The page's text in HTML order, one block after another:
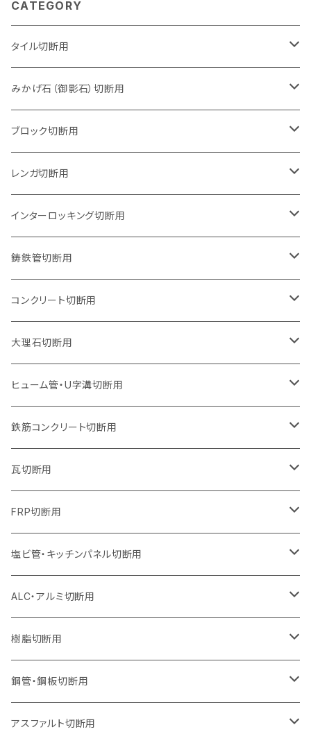
CATEGORY
タイル切断用
105mm（4インチ）
125mm（5インチ）
グラインダー取付用
石井超硬電動切断機 取付用
みかげ石（御影石）切断用
105mm（4インチ）
セグメントタイプ
セグメントタイプ（ビス穴付き
125mm（5インチ）
セグメントタイプ
セグメントタイプ（ビス穴付き
150mm（6インチ）
セグメントタイプ
180mm（7インチ）
セグメントタイプ
205mm（8インチ）
セグメントタイプ
230mm（9インチ）
セグメントタイプ
305mm（12インチ）
セグメント
セグメント（特殊凸凹加工チップ）
355mm（14インチ）
セグメント
セグメント（特殊凸凹加工チップ）
405mm（16インチ）
セグメントタイプ
ブロック切断用
105mm（4インチ）
セグメントタイプ
ウェーブタイプ
125mm（5インチ）
セグメントタイプ
ウェーブタイプ
150mm（6インチ）
セグメントタイプ
ウェーブタイプ
180mm（7インチ）
セグメントタイプ
ウェーブタイプ
205mm（8インチ）
セグメントタイプ
ウェーブタイプ
230mm（9インチ）
セグメントタイプ
ウェーブタイプ
255mm（10インチ）
セグメントタイプ
305mm（12インチ）
セグメント
セグメント（特殊凸凹加工チップ）
355mm（14インチ）
セグメント
セグメント（特殊凸凹加工チップ）
レンガ切断用
105mm（4インチ）
セグメントタイプ
ウェーブタイプ
125mm（5インチ）
セグメントタイプ
ウェーブタイプ
150mm（6インチ）
セグメントタイプ
ウェーブタイプ
180mm（7インチ）
セグメントタイプ
ウェーブタイプ
205mm（8インチ）
セグメントタイプ
ウェーブタイプ
230mm（9インチ）
セグメントタイプ
ウェーブタイプ
255mm（10インチ）
セグメントタイプ
305mm（12インチ）
セグメント
セグメント（特殊凸凹加工チップ）
355mm（14インチ）
セグメント
セグメント（特殊凸凹加工チップ）
インターロッキング切断用
105mm（4インチ）
セグメントタイプ
セグメントタイプ（ビス穴付き
125mm（5インチ）
セグメントタイプ
セグメントタイプ（ビス穴付き
150mm（6インチ）
セグメントタイプ
180mm（7インチ）
セグメントタイプ
205mm（8インチ）
セグメントタイプ
230mm（9インチ）
セグメントタイプ
255mm（10インチ）
セグメントタイプ（一般道路カッター用
305mm（12インチ）
セグメントタイプ
セグメントタイプ（一般道路カッター用
355mm（14インチ）
セグメントタイプ
セグメントタイプ（一般道路カッター用
405mm（16インチ）
セグメントタイプ
セグメントタイプ（一般道路カッター用
455mm（18インチ）
セグメント（一般道路カッター用
鋳鉄管切断用
105mm（4インチ）
セグメントタイプ
セグメントタイプ（ビス穴付き
125mm（5インチ）
セグメントタイプ
セグメントタイプ（ビス穴付き
150mm（6インチ）
セグメントタイプ
180mm（7インチ）
セグメントタイプ
205mm（8インチ）
セグメントタイプ
230mm（9インチ）
セグメントタイプ
305mm（12インチ）
セグメントタイプ
埋設鋳鉄管工事対応タイプ
355mm（14インチ）
セグメントタイプ
埋設鋳鉄管工事対応タイプ
405mm（16インチ）
セグメントタイプ
埋設鋳鉄管工事対応タイプ
コンクリート切断用
105mm（4インチ）
セグメントタイプ
ウェーブタイプ
125mm（5インチ）
セグメントタイプ
ウェーブタイプ
150mm（6インチ）
セグメントタイプ
ウェーブタイプ
180mm（7インチ）
セグメントタイプ
ウェーブタイプ
205mm（8インチ）
セグメントタイプ
ウェーブタイプ
230mm（9インチ）
セグメントタイプ
ウェーブタイプ
255mm（10インチ）
セグメントタイプ
セグメントタイプ（一般道路カッター用
305mm（12インチ）
セグメント
セグメント（特殊凸凹加工チップ）
355mm（14インチ）
セグメント
405mm（16インチ）
大理石切断用
125mm（5インチ）
ヒューム管・U字溝切断用
105mm（4インチ）
セグメントタイプ
125mm（5インチ）
セグメントタイプ
150mm（6インチ）
セグメントタイプ
180mm（7インチ）
セグメントタイプ
205mm（8インチ）
セグメントタイプ
230mm（9インチ）
セグメントタイプ
255mm（10インチ）
セグメントタイプ
305mm（12インチ）
鉄筋コンクリート切断用
305mm（12インチ）
セグメントタイプ
355mm（14インチ）
セグメントタイプ
405mm（16インチ）
セグメントタイプ
瓦切断用
105mm（4インチ）
FRP切断用
125ｍｍ（5インチ）
塩ビ管・キッチンパネル切断用
125ｍｍ（5インチ）
ALC・アルミ切断用
305mm（12インチ）
砥石（補強綱入り）
355mm（14インチ）
砥石（補強綱入り）
樹脂切断用
305mm（12インチ）
砥石（補強綱入り）
355mm（14インチ）
鋼管・鋼板切断用
305mm（12インチ）
アスファルト切断用